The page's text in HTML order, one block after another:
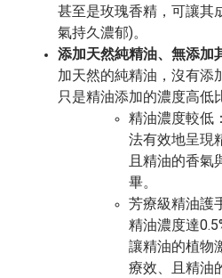
甚至是玫瑰香精，可讓其
氣持久濃郁)。
添加天然純精油、無添加
加天然的純精油，沒有添
只是精油添加的濃度高低
精油濃度較低
法有效地呈現
且精油的香氣
畢。
芳療級精油護
精油濃度達
讓精油的植物
療效、且精油